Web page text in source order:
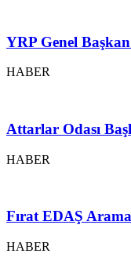
YRP Genel Başkan
HABER
Attarlar Odası
HABER
Fırat EDAŞ
HABER